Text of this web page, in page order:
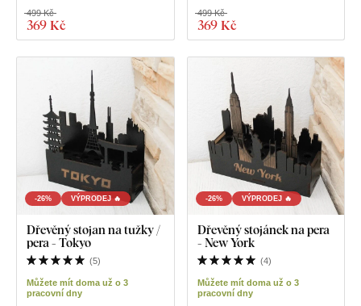
369 Kč
499 Kč
369 Kč
499 Kč
-26% VÝPRODEJ 🔥
Dřevěný stojan na tužky /
pera - Tokyo
(5)
Můžete mít doma už o 3
pracovní dny
-26% VÝPRODEJ 🔥
Dřevěný stojánek na pera
- New York
(4)
Můžete mít doma už o 3
pracovní dny